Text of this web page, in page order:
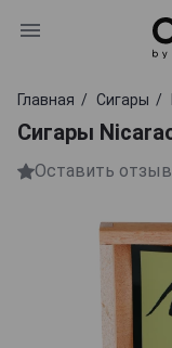
Главная Сигары
Сигары
Оставить отзыв